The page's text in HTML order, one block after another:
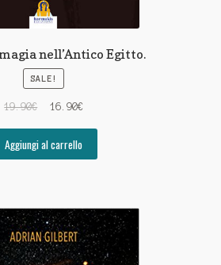
nell’Antico Egitto.
SALE!
19.90€ 16.90€
Aggiungi al carrello